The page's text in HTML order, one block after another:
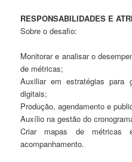
RESPONSABILIDADES E
Sobre o desafio:
Monitorar e analisar o
de métricas;
Auxiliar em estratégias para
digitais;
Produção, agendamento e
Auxílio na gestão do
Criar mapas de métricas
acompanhamento.